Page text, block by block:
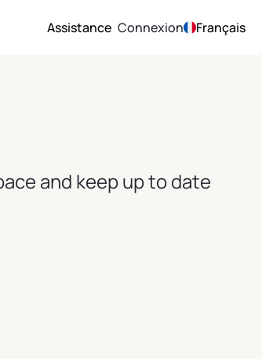
Assistance Connexion Français
and keep up to date